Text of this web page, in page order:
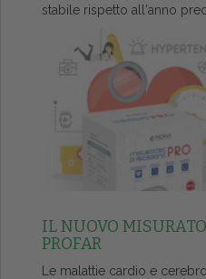
stabile rispetto all'anno
IL NUOVO
PROFAR
Le malattie cardio e